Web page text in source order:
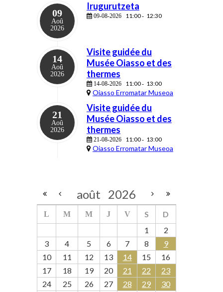
09
Aoû
2026
Irugurutzeta
09-08-2026 11:00- 12:30
14
Aoû
2026
Visite guidée du
Musée Oiasso et des
thermes
14-08-2026 11:00- 13:00
Oiasso Erromatar Museoa
21
Aoû
2026
Visite guidée du
Musée Oiasso et des
thermes
21-08-2026 11:00- 13:00
Oiasso Erromatar Museoa
août 2026
L M M J V S
D
1
2
3
4 5 6 7 8
9
10
11 12 13 14 15
16
17
18 19 20 21 22
23
24
25 26 27 28 29
30